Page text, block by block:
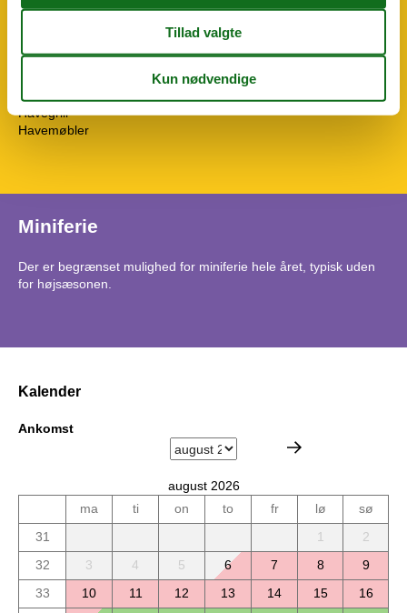
Køle-frys
Opvaskemask.
Bademuligheder fra sandstrand
Havegrill
Havemøbler
Miniferie
Der er begrænset mulighed for miniferie hele året, typisk uden
for højsæsonen.
Kalender
Ankomst
august 2026
ma
ti on to fr lø
sø
31
1
2
32
3 4 5 6 7 8
9
33
10 11 12 13 14 15
16